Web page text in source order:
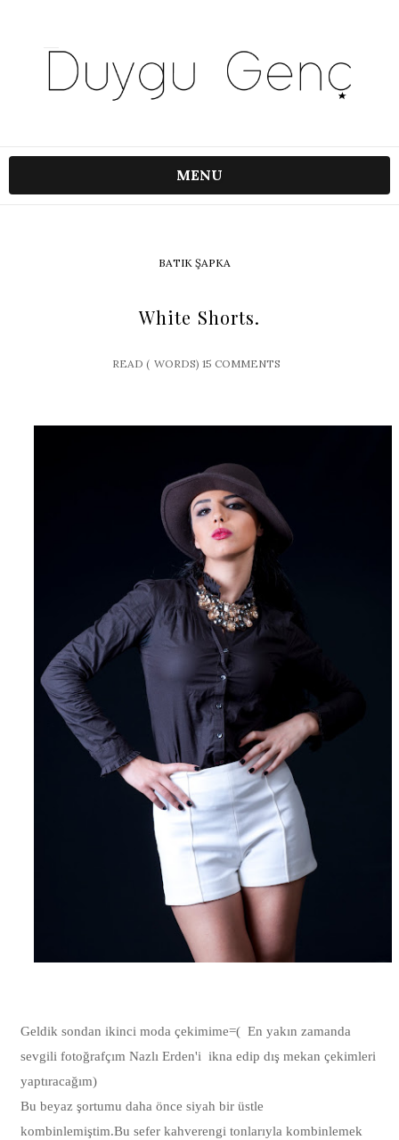
MENU
BATIK ŞAPKA
White Shorts.
READ ( WORDS) 15 COMMENTS
Geldik sondan ikinci moda çekimime=( En yakın zamanda
sevgili fotoğrafçım Nazlı Erden'i ikna edip dış mekan çekimleri
yaptıracağım)
Bu beyaz şortumu daha önce siyah bir üstle
kombinlemiştim.Bu sefer kahverengi tonlarıyla kombinlemek